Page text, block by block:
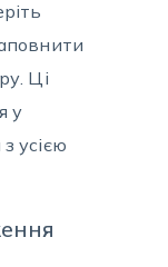
Ці
у
усією